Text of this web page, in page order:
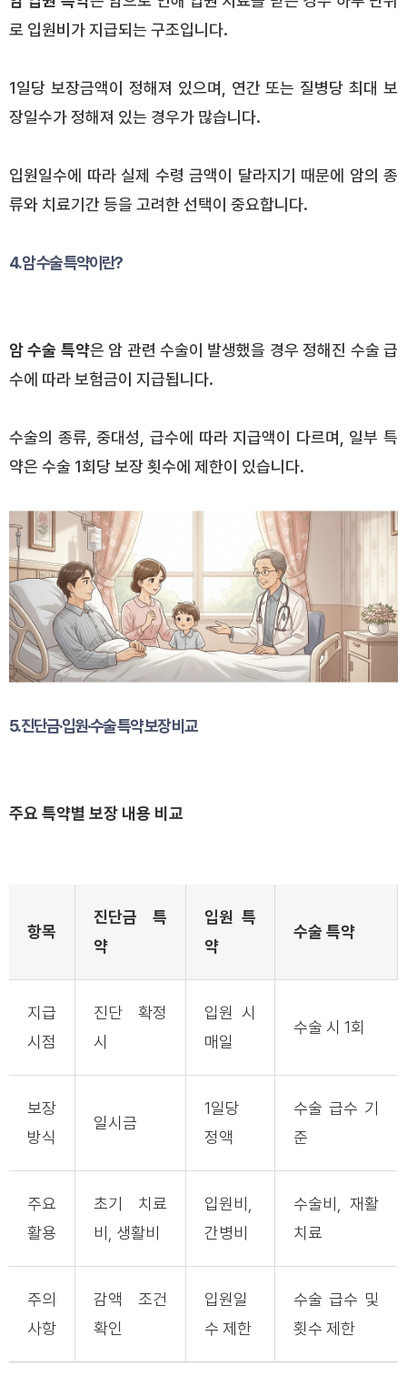
로 입원비가 지급되는 구조입니다.
1일당 보장금액이 정해져 있으며, 연간 또는 질병당 최대 보
장일수가 정해져 있는 경우가 많습니다.
입원일수에 따라 실제 수령 금액이 달라지기 때문에 암의 종
류와 치료기간 등을 고려한 선택이 중요합니다.
4. 암 수술 특약이란?
암 수술 특약은 암 관련 수술이 발생했을 경우 정해진 수술 급
수에 따라 보험금이 지급됩니다.
수술의 종류, 중대성, 급수에 따라 지급액이 다르며, 일부 특
약은 수술 1회당 보장 횟수에 제한이 있습니다.
5. 진단금·입원·수술 특약 보장 비교
주요 특약별 보장 내용 비교
항목
진단금 특
약
입원 특
약
수술 특약
지급
시점
진단 확정
시
입원 시
매일
수술 시 1회
보장
방식
일시금
1일당
정액
수술 급수 기
준
주요
활용
초기 치료
비, 생활비
입원비,
간병비
수술비, 재활
치료
주의
사항
감액 조건
확인
입원일
수 제한
수술 급수 및
횟수 제한